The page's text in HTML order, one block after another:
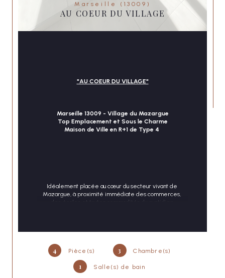
Marseille (13009)
AU COEUR DU VILLAGE
4 Pièce(s) 3 Chambre(s)
1 Salle(s) de bain
"AU COEUR DU VILLAGE"
Marseille 13009 - Village du Mazargue
Top Emplacement et Sous le Charme
Maison de Ville en R+1 de Type 4
Idéalement placée au cœur du secteur vivant de
Mazargue, à proximité immédiate des commerces,
des écoles et toutes commodités du quotidien.
Une charmante maison de ville mitoyenne d'un côté sur
deux niveaux et traversante réunissant 81 m² formant un
agréable type 4 totalement meublé, rénové et
chaleureux.